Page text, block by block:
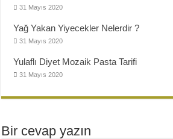
31 Mayıs 2020
Yağ Yakan Yiyecekler Nelerdir ?
31 Mayıs 2020
Yulaflı Diyet Mozaik Pasta Tarifi
31 Mayıs 2020
Bir cevap yazın